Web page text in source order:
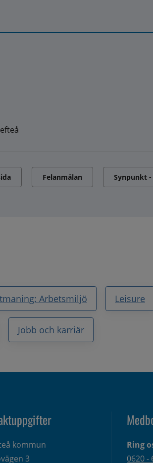
Felanmälan Synpunkt
Arbetsmiljö Leisure
Jobb och karriär
kommun
3
Ring
0620 -